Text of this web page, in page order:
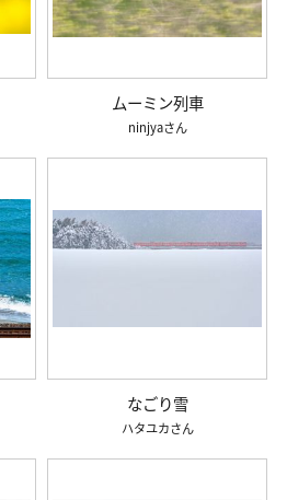
ムーミン列車
ninjya
なごり雪
ハタユカ